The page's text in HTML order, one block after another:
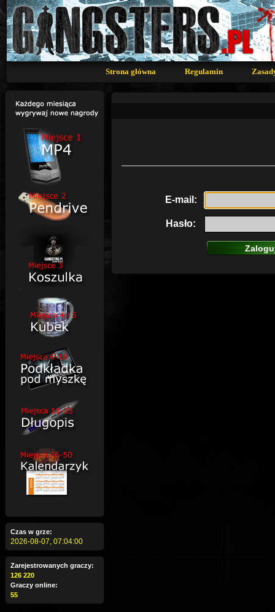
Strona główna Regulamin
Czas w grze:
2026-08-07, 07:04:00
Zarejestrowanych graczy:
126 220
Graczy online:
55
E-mail:
Hasło: